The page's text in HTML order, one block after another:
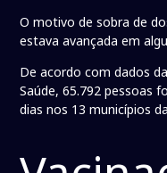
O motivo de sobra de
estava avançada em
De acordo com dados
Saúde, 65.792 pessoas
dias nos 13 municípios